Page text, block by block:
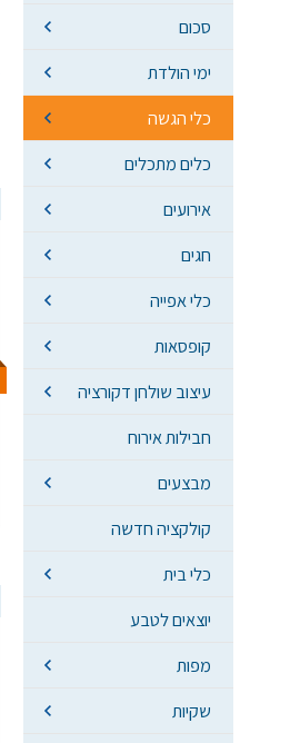
סכום
ימי הולדת
כלי הגשה
כלים מתכלים
אירועים
חגים
כלי אפייה
קופסאות
עיצוב שולחן דקורציה
חבילות אירוח
מבצעים
קולקציה חדשה
כלי בית
יוצאים לטבע
מפות
שקיות